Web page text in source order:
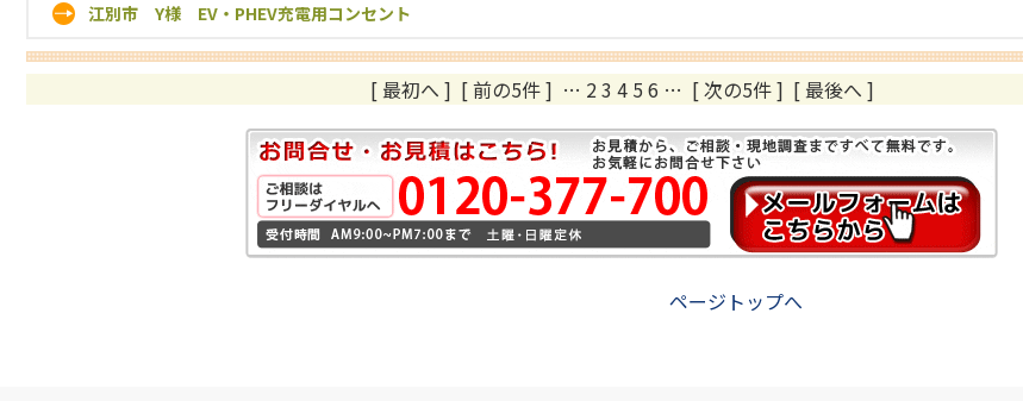
江別市 Y様 EV・PHEV充電用コンセント
[ 最初へ ] [ 前の5件 ] … 2 3 4 5 6 … [ 次の5件 ] [ 最後へ ]
ページトップへ